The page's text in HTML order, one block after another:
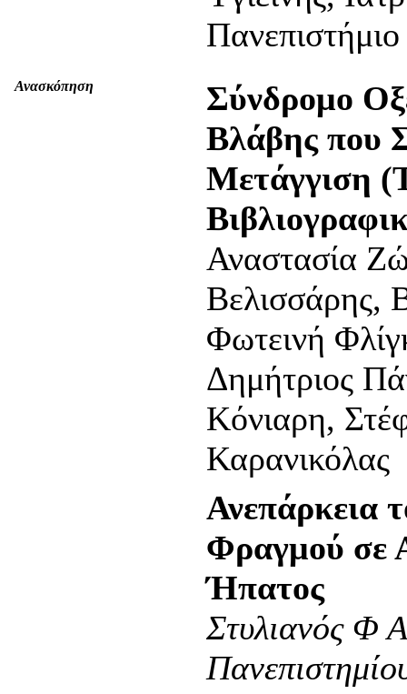
Ανασκόπηση
Σύνδρομο
Βλάβης που
Mετάγγιση
Αναστασία
Βελισσάρης,
Φωτεινή
Δημήτριος
Κόνιαρη,
Καρανικόλας
Ανεπάρκεια
Φραγμού σε
Ήπατος
Στυλιανός Φ